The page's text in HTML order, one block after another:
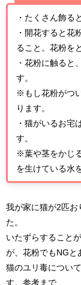
・たくさん飾る
・開花すると花
ること。花粉を
・花粉に触ると
す。
※もし花粉がつ
ります。
・猫がいるお宅
す。
※葉や茎をかじ
を生けている水
我が家に猫が2匹お
た。
いたずらすること
が、花粉でもNGと
猫のユリ毒につい
す。参考まで